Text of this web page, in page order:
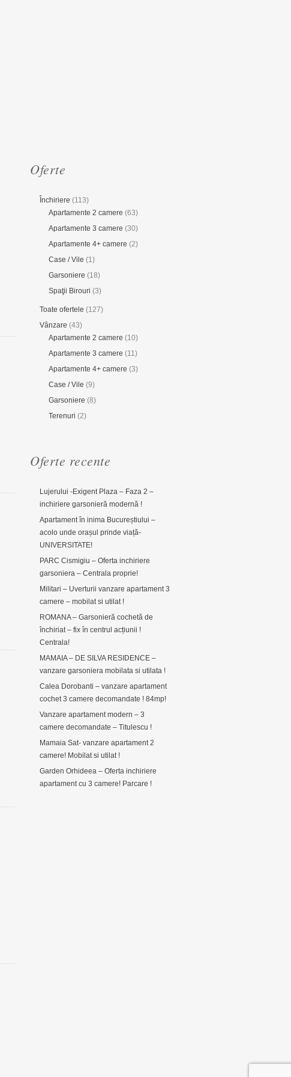
Oferte
Închiriere (113)
Apartamente 2 camere (63)
Apartamente 3 camere (30)
Apartamente 4+ camere (2)
Case / Vile (1)
Garsoniere (18)
Spaţii Birouri (3)
Toate ofertele (127)
Vânzare (43)
Apartamente 2 camere (10)
Apartamente 3 camere (11)
Apartamente 4+ camere (3)
Case / Vile (9)
Garsoniere (8)
Terenuri (2)
Oferte recente
Lujerului -Exigent Plaza – Faza 2 –
inchiriere garsonieră modernă !
Apartament în inima Bucureștiului –
acolo unde orașul prinde viață-
UNIVERSITATE!
PARC Cismigiu – Oferta inchiriere
garsoniera – Centrala proprie!
Militari – Uverturii vanzare apartament 3
camere – mobilat si utilat !
ROMANA – Garsonieră cochetă de
închiriat – fix în centrul acțiunii !
Centrala!
MAMAIA – DE SILVA RESIDENCE –
vanzare garsoniera mobilata si utilata !
Calea Dorobanti – vanzare apartament
cochet 3 camere decomandate ! 84mp!
Vanzare apartament modern – 3
camere decomandate – Titulescu !
Mamaia Sat- vanzare apartament 2
camere! Mobilat si utilat !
Garden Orhideea – Oferta inchiriere
apartament cu 3 camere! Parcare !